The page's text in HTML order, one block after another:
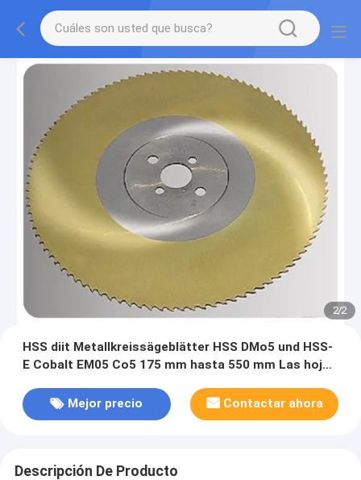
2/2
HSS diit Metallkreissägeblätter HSS DMo5 und HSS-
E Cobalt EM05 Co5 175 mm hasta 550 mm Las hojas
Mejor precio
Contactar ahora
Descripción De Producto